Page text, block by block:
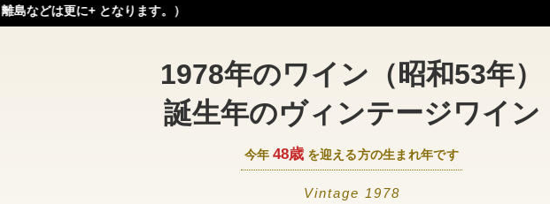
ります。）
1978年のワイン（昭和53年）
誕生年のヴィンテージワイン
今年 48歳 を迎える方の生まれ年です
Vintage 1978